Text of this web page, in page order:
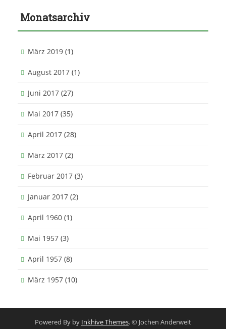
Monatsarchiv
März 2019 (1)
August 2017 (1)
Juni 2017 (27)
Mai 2017 (35)
April 2017 (28)
März 2017 (2)
Februar 2017 (3)
Januar 2017 (2)
April 1960 (1)
Mai 1957 (3)
April 1957 (8)
März 1957 (10)
Powered By by Inkhive Themes. © Jochen Anderweit